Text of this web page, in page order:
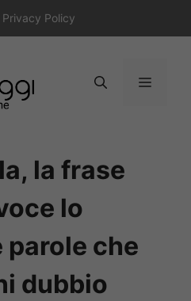
Privacy Policy
Menu
la frase
lo
parole che
dubbio